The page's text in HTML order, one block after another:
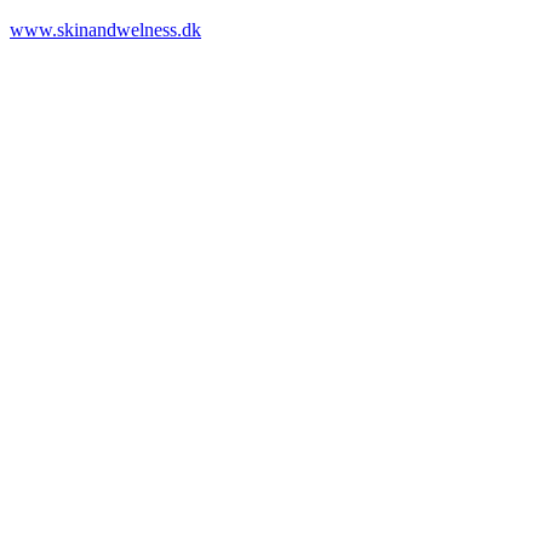
www.skinandwelness.dk